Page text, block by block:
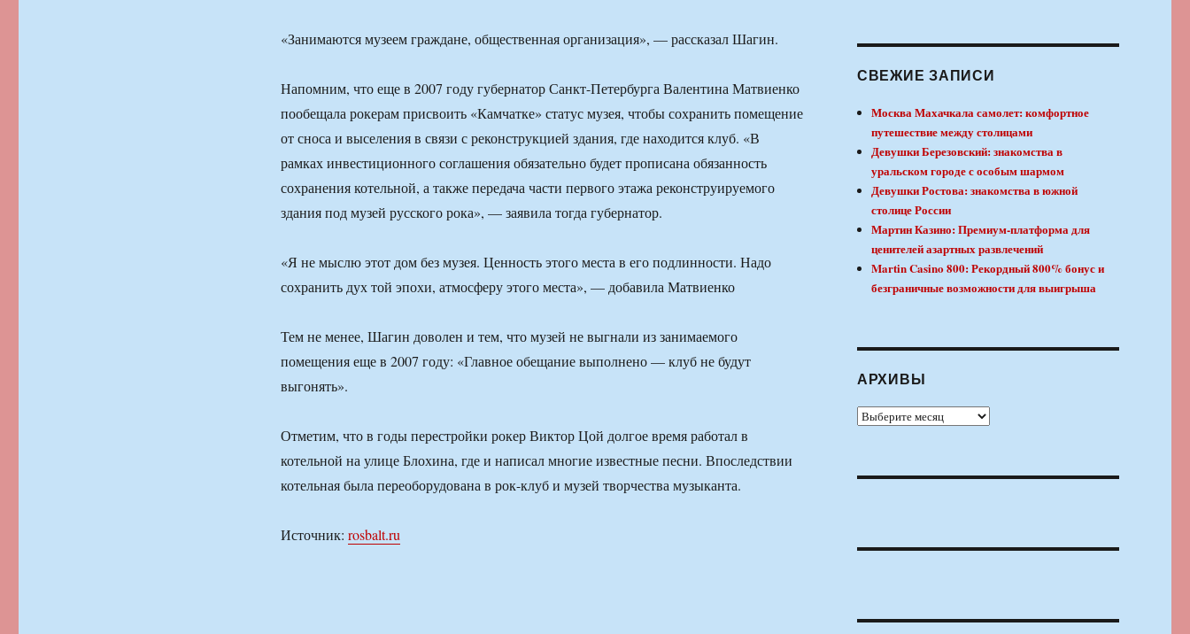
«Занимаются музеем граждане, общественная организация», — рассказал Шагин.
Напомним, что еще в 2007 году губернатор Санкт-Петербурга Валентина Матвиенко
пообещала рокерам присвоить «Камчатке» статус музея, чтобы сохранить помещение
от сноса и выселения в связи с реконструкцией здания, где находится клуб. «В
рамках инвестиционного соглашения обязательно будет прописана обязанность
сохранения котельной, а также передача части первого этажа реконструируемого
здания под музей русского рока», — заявила тогда губернатор.
«Я не мыслю этот дом без музея. Ценность этого места в его подлинности. Надо
сохранить дух той эпохи, атмосферу этого места», — добавила Матвиенко
Тем не менее, Шагин доволен и тем, что музей не выгнали из занимаемого
помещения еще в 2007 году: «Главное обещание выполнено — клуб не будут
выгонять».
Отметим, что в годы перестройки рокер Виктор Цой долгое время работал в
котельной на улице Блохина, где и написал многие известные песни. Впоследствии
котельная была переоборудована в рок-клуб и музей творчества музыканта.
Источник: rosbalt.ru
СВЕЖИЕ ЗАПИСИ
Москва Махачкала самолет: комфортное
путешествие между столицами
Девушки Березовский: знакомства в
уральском городе с особым шармом
Девушки Ростова: знакомства в южной
столице России
Мартин Казино: Премиум-платформа для
ценителей азартных развлечений
Martin Casino 800: Рекордный 800% бонус и
безграничные возможности для выигрыша
АРХИВЫ
Архивы